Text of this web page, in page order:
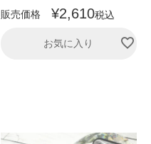
販売価格
¥2,610税込
お気に入り